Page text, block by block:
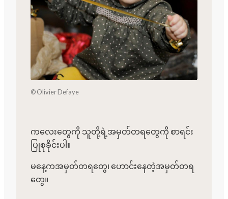
© Olivier Defaye
ကလေးတွေကို သူတို့ရဲ့အမှတ်တရတွေကို စာရင်း
ပြုစုခိုင်းပါ။
မ​နေ့ကအမှတ်​တရ​တွေ၊ ​ဟောင်း​နေတဲ့အမှတ်​တရ​
တွေ။